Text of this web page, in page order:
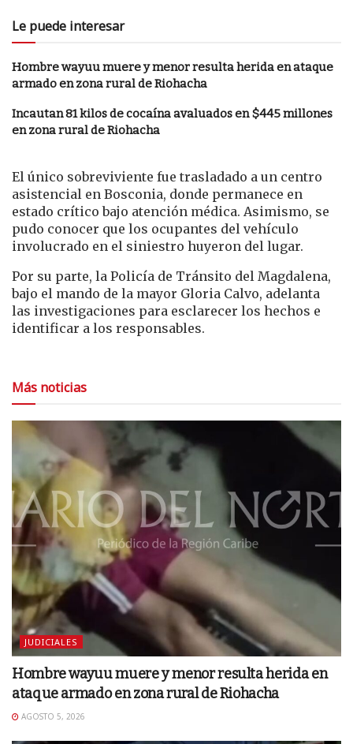
Le puede interesar
Hombre wayuu muere y menor resulta herida en ataque
armado en zona rural de Riohacha
Incautan 81 kilos de cocaína avaluados en $445 millones
en zona rural de Riohacha
El único sobreviviente fue trasladado a un centro
asistencial en Bosconia, donde permanece en
estado crítico bajo atención médica. Asimismo, se
pudo conocer que los ocupantes del vehículo
involucrado en el siniestro huyeron del lugar.
Por su parte, la Policía de Tránsito del Magdalena,
bajo el mando de la mayor Gloria Calvo, adelanta
las investigaciones para esclarecer los hechos e
identificar a los responsables.
Más noticias
JUDICIALES
Hombre wayuu muere y menor resulta herida en
ataque armado en zona rural de Riohacha
AGOSTO 5, 2026